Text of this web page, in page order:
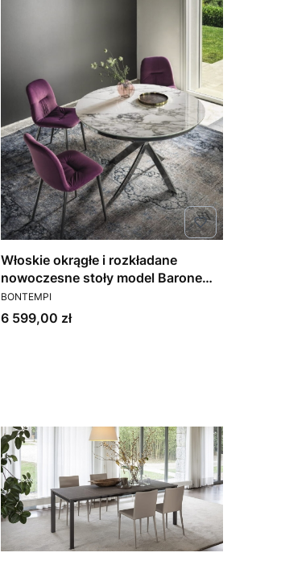
Włoskie okrągłe i rozkładane
nowoczesne stoły model Barone
Bontempi
PRODUCENT
BONTEMPI
Cena
6 599,00 zł